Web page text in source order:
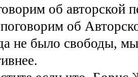
об авторской
об
не было свободы,